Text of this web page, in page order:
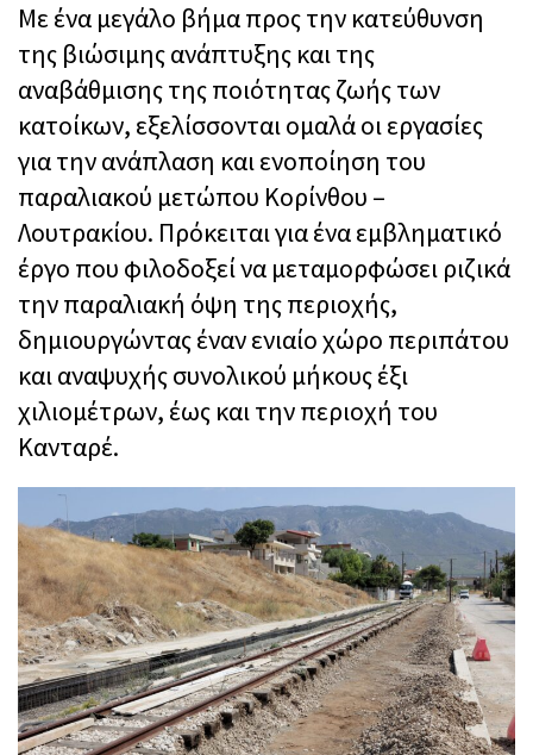
Με ένα μεγάλο βήμα προς την κατεύθυνση
της βιώσιμης ανάπτυξης και της
αναβάθμισης της ποιότητας ζωής των
κατοίκων, εξελίσσονται ομαλά οι εργασίες
για την ανάπλαση και ενοποίηση του
παραλιακού μετώπου Κορίνθου –
Λουτρακίου. Πρόκειται για ένα εμβληματικό
έργο που φιλοδοξεί να μεταμορφώσει ριζικά
την παραλιακή όψη της περιοχής,
δημιουργώντας έναν ενιαίο χώρο περιπάτου
και αναψυχής συνολικού μήκους έξι
χιλιομέτρων, έως και την περιοχή του
Κανταρέ.